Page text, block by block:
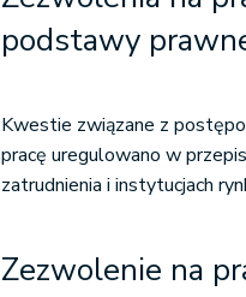
podstawy
Kwestie związane z
pracę uregulowano w
zatrudnienia i instytucjach
Zezwolenie na